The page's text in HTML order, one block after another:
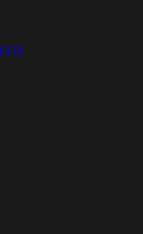
(33)